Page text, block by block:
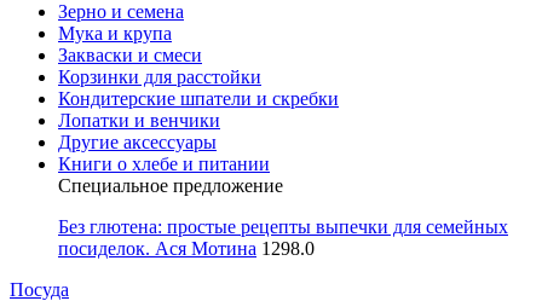
Зерно и семена
Мука и крупа
Закваски и смеси
Корзинки для расстойки
Кондитерские шпатели и скребки
Лопатки и венчики
Другие аксессуары
Книги о хлебе и питании
Специальное предложение
Без глютена: простые рецепты выпечки для семейных
посиделок. Ася Мотина 1298.0
Посуда